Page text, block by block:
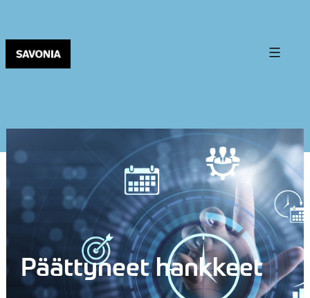
Päättyneet hankkeet